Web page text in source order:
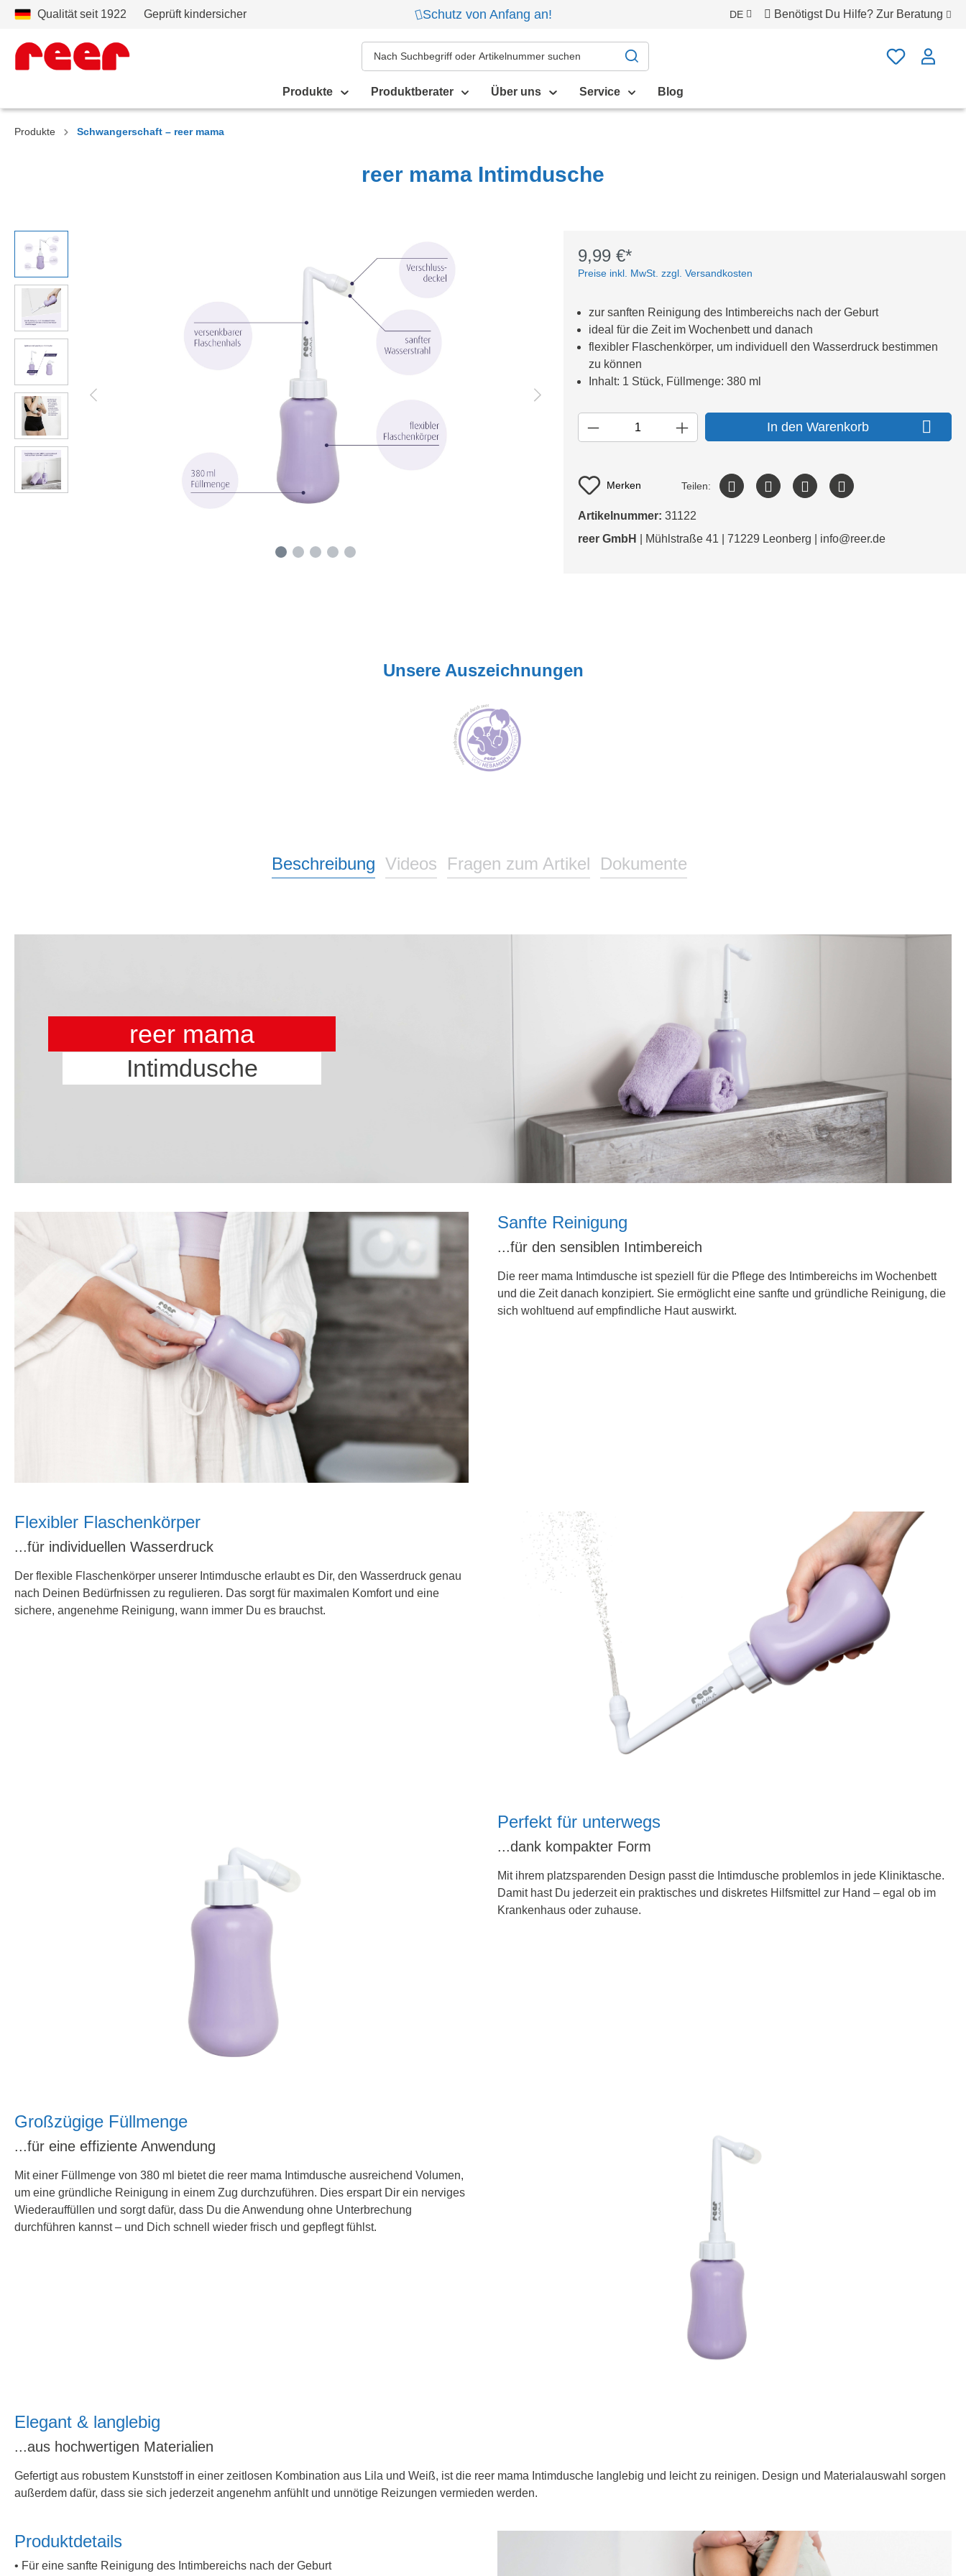
Qualität seit 1922 Geprüft kindersicher Schutz von Anfang an! DE Benötigst Du Hilfe? Zur Beratung
Produkte Produktberater Über uns Service Blog
Produkte Schwangerschaft – reer mama
reer mama Intimdusche
9,99 €*
Preise inkl. MwSt. zzgl. Versandkosten
zur sanften Reinigung des Intimbereichs nach der Geburt
ideal für die Zeit im Wochenbett und danach
flexibler Flaschenkörper, um individuell den Wasserdruck bestimmen
zu können
Inhalt: 1 Stück, Füllmenge: 380 ml
In den Warenkorb
Merken Teilen:
Artikelnummer: 31122
reer GmbH
| Mühlstraße 41 | 71229 Leonberg | info@reer.de
Unsere Auszeichnungen
Beschreibung Videos Fragen zum Artikel Dokumente
reer mama
Intimdusche
Sanfte Reinigung
...für den sensiblen Intimbereich
Die reer mama Intimdusche ist speziell für die Pflege des Intimbereichs im Wochenbett
und die Zeit danach konzipiert. Sie ermöglicht eine sanfte und gründliche Reinigung, die
sich wohltuend auf empfindliche Haut auswirkt.
Flexibler Flaschenkörper
...für individuellen Wasserdruck
Der flexible Flaschenkörper unserer Intimdusche erlaubt es Dir, den Wasserdruck genau
nach Deinen Bedürfnissen zu regulieren. Das sorgt für maximalen Komfort und eine
sichere, angenehme Reinigung, wann immer Du es brauchst.
Perfekt für unterwegs
...dank kompakter Form
Mit ihrem platzsparenden Design passt die Intimdusche problemlos in jede Kliniktasche.
Damit hast Du jederzeit ein praktisches und diskretes Hilfsmittel zur Hand – egal ob im
Krankenhaus oder zuhause.
Großzügige Füllmenge
...für eine effiziente Anwendung
Mit einer Füllmenge von 380 ml bietet die reer mama Intimdusche ausreichend Volumen,
um eine gründliche Reinigung in einem Zug durchzuführen. Dies erspart Dir ein nerviges
Wiederauffüllen und sorgt dafür, dass Du die Anwendung ohne Unterbrechung
durchführen kannst – und Dich schnell wieder frisch und gepflegt fühlst.
Elegant & langlebig
...aus hochwertigen Materialien
Gefertigt aus robustem Kunststoff in einer zeitlosen Kombination aus Lila und Weiß, ist die reer mama Intimdusche langlebig und leicht zu reinigen. Design und Materialauswahl sorgen
außerdem dafür, dass sie sich jederzeit angenehm anfühlt und unnötige Reizungen vermieden werden.
Produktdetails
• Für eine sanfte Reinigung des Intimbereichs nach der Geburt